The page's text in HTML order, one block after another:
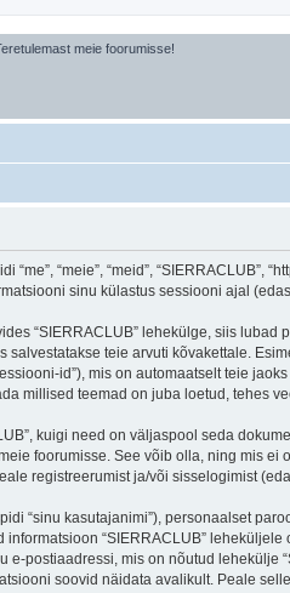
meie foorumisse!
“meie”, “meid”, “SIERRACLUB”,
sinu külastus sessiooni ajal
“SIERRACLUB” lehekülge, siis
teie arvuti kõvakettale.
id”), mis on automaatselt teie
millised teemad on juba loetud, tehes
kuigi need on väljaspool seda
foorumisse. See võib olla, ning mis
registreerumist ja/või sisselogimist
“sinu kasutajanimi”), personaalset
“SIERRACLUB”
postiaadressi, mis on nõutud lehekülje
soovid näidata avalikult. Peale